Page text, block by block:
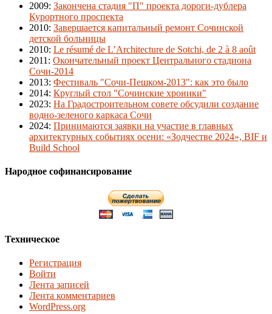
2009: Закончена стадия "П" проекта дороги-дублера
Курортного проспекта
2010: Завершается капитальный ремонт Сочинской
детской больницы
2010: Le résumé de L’Architecture de Sotchi, de 2 à 8 août
2011 : Окончательный проект Центрального стадиона
Сочи-2014
2013: Фестиваль "Сочи-Пешком-2013": как это было
2014: Круглый стол "Сочинские хроники"
2023: На Градостроительном совете обсудили создание
водно-зеленого каркаса Сочи
2024: Принимаются заявки на участие в главных
архитектурных событиях осени: «Зодчестве 2024», BIF и
Build School
Народное софинансирование
Техническое
Регистрация
Войти
Лента записей
Лента комментариев
WordPress.org